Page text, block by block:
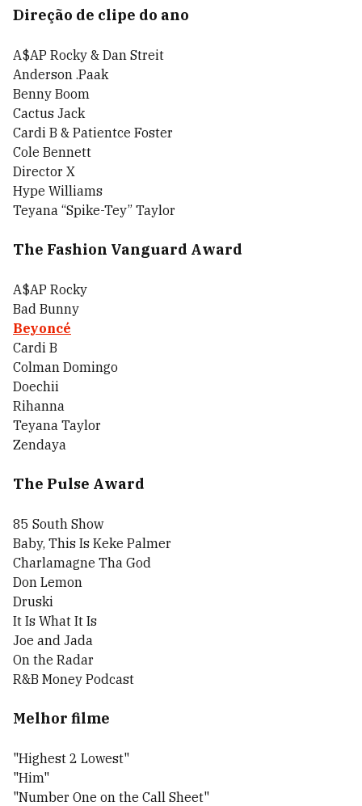
Direção de clipe do ano
A$AP Rocky & Dan Streit
Anderson .Paak
Benny Boom
Cactus Jack
Cardi B & Patientce Foster
Cole Bennett
Director X
Hype Williams
Teyana “Spike-Tey” Taylor
The Fashion Vanguard Award
A$AP Rocky
Bad Bunny
Beyoncé
Cardi B
Colman Domingo
Doechii
Rihanna
Teyana Taylor
Zendaya
The Pulse Award
85 South Show
Baby, This Is Keke Palmer
Charlamagne Tha God
Don Lemon
Druski
It Is What It Is
Joe and Jada
On the Radar
R&B Money Podcast
Melhor filme
"Highest 2 Lowest"
"Him"
"Number One on the Call Sheet"